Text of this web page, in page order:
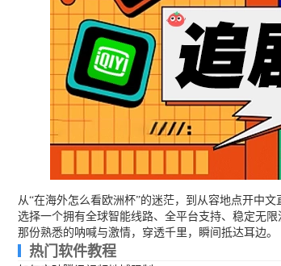
从“在海外怎么看欧洲杯”的迷茫，到从容地点开中
选择一个拥有全球智能线路、全平台支持、稳定无
那份熟悉的呐喊与激情，穿透千里，瞬间抵达耳边。
热门软件教程